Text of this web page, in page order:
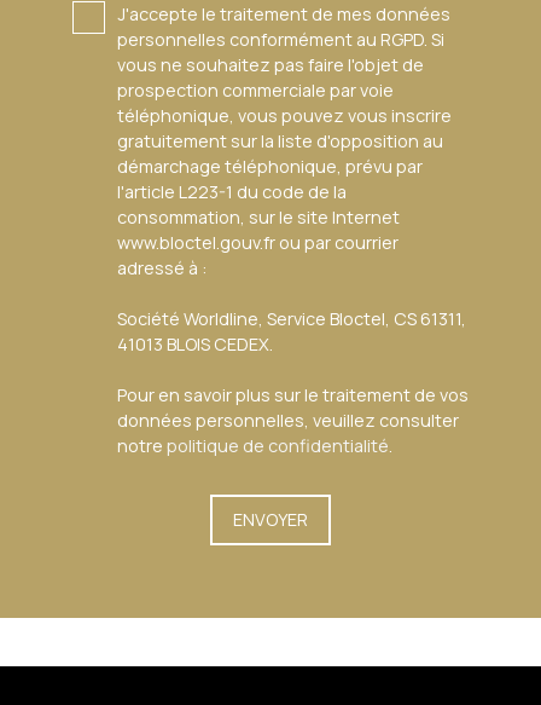
J'accepte le traitement de mes données
personnelles conformément au RGPD. Si
vous ne souhaitez pas faire l'objet de
prospection commerciale par voie
téléphonique, vous pouvez vous inscrire
gratuitement sur la liste d'opposition au
démarchage téléphonique, prévu par
l'article L223-1 du code de la
consommation, sur le site Internet
www.bloctel.gouv.fr ou par courrier
adressé à :
Société Worldline, Service Bloctel, CS 61311,
41013 BLOIS CEDEX.
Pour en savoir plus sur le traitement de vos
données personnelles, veuillez consulter
notre politique de confidentialité
ENVOYER